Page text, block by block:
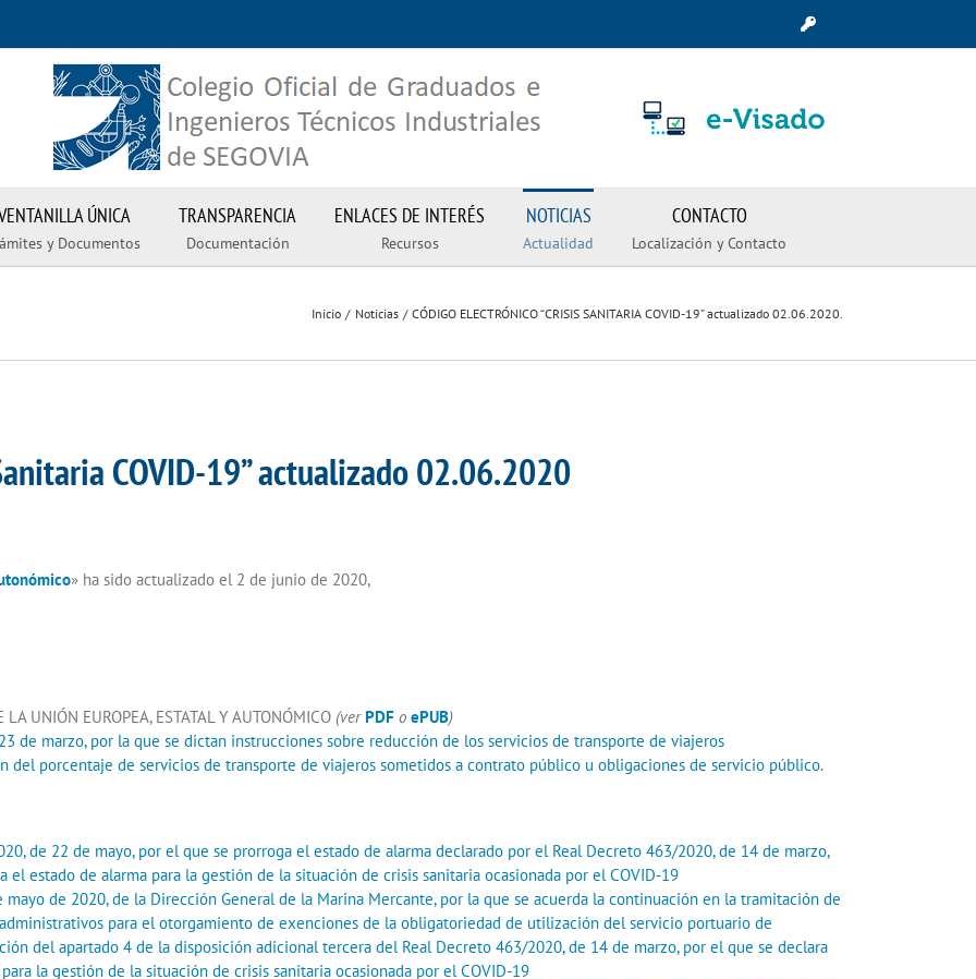
ÚNICA
y Documentos
TRANSPARENCIA
Documentación
ENLACES DE INTERÉS
Recursos
NOTICIAS
Actualidad
CONTACTO
Localización y Contacto
Inicio Noticias CÓDIGO ELECTRÓNICO “CRISIS SANITARIA COVID-19” actualizado 02.06.2020.
COVID-19” actualizado 02.06.2020
» ha sido actualizado el 2 de junio de 2020,
UNIÓN EUROPEA, ESTATAL Y AUTONÓMICO (verPDF o ePUB)
de marzo, por la que se dictan instrucciones sobre reducción de los servicios de transporte de viajeros
del porcentaje de servicios de transporte de viajeros sometidos a contrato público u obligaciones de servicio público.
de 22 de mayo, por el que se prorroga el estado de alarma declarado por el Real Decreto 463/2020, de 14 de marzo,
el estado de alarma para la gestión de la situación de crisis sanitaria ocasionada por el COVID-19
mayo de 2020, de la Dirección General de la Marina Mercante, por la que se acuerda la continuación en la tramitación de
para el otorgamiento de exenciones de la obligatoriedad de utilización del servicio portuario de
del apartado 4 de la disposición adicional tercera del Real Decreto 463/2020, de 14 de marzo, por el que se declara
la gestión de la situación de crisis sanitaria ocasionada por el COVID-19